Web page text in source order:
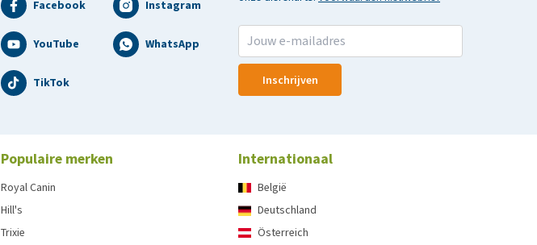
Inschrijven
Facebook Instagram
YouTube WhatsApp
TikTok
Populaire merken
Royal Canin
Hill's
Trixie
Internationaal
België
Deutschland
Österreich